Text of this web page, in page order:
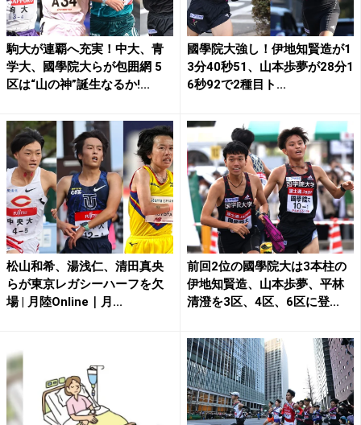
駒大が連覇へ充実！中大、青
学大、國學院大らが包囲網 5
区は“山の神”誕生なるか!...
國學院大強し！伊地知賢造が1
3分40秒51、山本歩夢が28分1
6秒92で2種目ト...
松山和希、湯浅仁、清田真央
らが東京レガシーハーフを欠
場 | 月陸Online｜月...
前回2位の國學院大は3本柱の
伊地知賢造、山本歩夢、平林
清澄を3区、4区、6区に登...